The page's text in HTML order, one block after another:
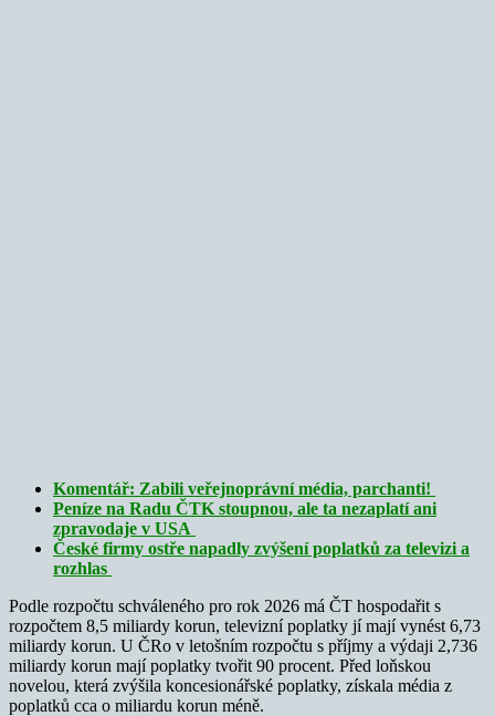
Komentář: Zabili veřejnoprávní média, parchanti!
Peníze na Radu ČTK stoupnou, ale ta nezaplatí ani
zpravodaje v USA
České firmy ostře napadly zvýšení poplatků za televizi a
rozhlas
Podle rozpočtu schváleného pro rok 2026 má ČT hospodařit s
rozpočtem 8,5 miliardy korun, televizní poplatky jí mají vynést 6,73
miliardy korun. U ČRo v letošním rozpočtu s příjmy a výdaji 2,736
miliardy korun mají poplatky tvořit 90 procent. Před loňskou
novelou, která zvýšila koncesionářské poplatky, získala média z
poplatků cca o miliardu korun méně.